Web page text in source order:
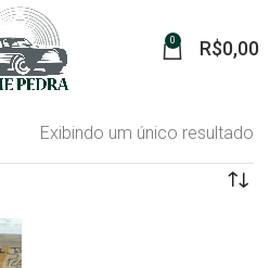
0 R$0,00
Exibindo um único resultado